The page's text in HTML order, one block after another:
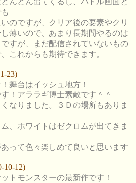
のですが、クリア後の要素やクリ
薄いので、あまり長期間やるのは
すが、まだ配信されていないもの
これからも期待できます。
23)
舞台はイッシュ地方！
！アララギ博士素敵です＾＾
なりました。３Ｄの場所もありま
、ホワイトはゼクロムが出てきま
って色々楽しめて良いと思います
10-12)
トモンスターの最新作です！